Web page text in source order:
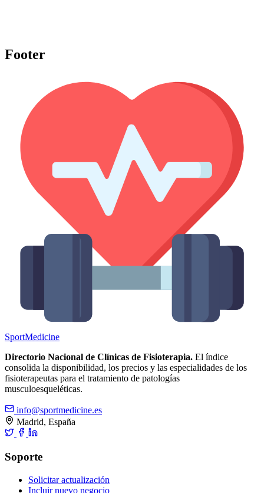
Footer
SportMedicine
Directorio Nacional de Clínicas de Fisioterapia. El índice
consolida la disponibilidad, los precios y las especialidades de los
fisioterapeutas para el tratamiento de patologías
musculoesqueléticas.
info@sportmedicine.es
Madrid, España
Soporte
Solicitar actualización
Incluir nuevo negocio